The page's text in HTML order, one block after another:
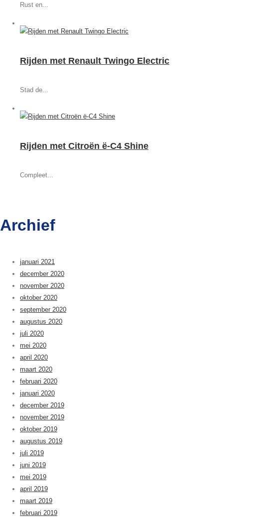
Rust en...
Rijden met Renault Twingo Electric
Stad de...
Rijden met Citroën ë-C4 Shine
Compleet...
Archief
januari 2021
december 2020
november 2020
oktober 2020
september 2020
augustus 2020
juli 2020
mei 2020
april 2020
maart 2020
februari 2020
januari 2020
december 2019
november 2019
oktober 2019
augustus 2019
juli 2019
juni 2019
mei 2019
april 2019
maart 2019
februari 2019